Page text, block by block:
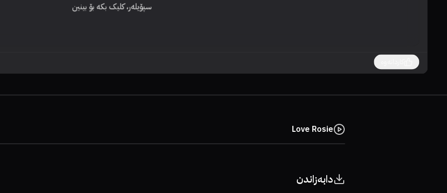
سپۆیلەر، کلیک بکە بۆ بینین
Love Rosie
دابەزاندن